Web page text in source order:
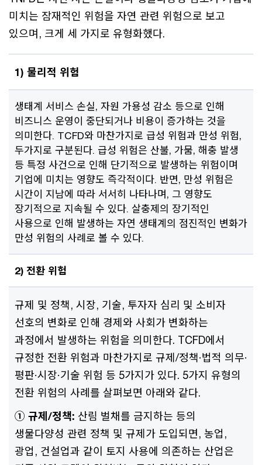
미치는 잠재적인 위험을 자연 관련 위험으로 보고
있으며, 크게 세 가지로 유형화했다.
1) 물리적 위험
생태계 서비스 손실, 자원 가용성 감소 등으로 인해
비즈니스 운영이 중단되거나 비용이 증가하는 것을
의미한다. TCFD와 마찬가지로 급성 위험과 만성 위험,
두가지로 구분된다. 급성 위험은 산불, 가뭄, 해충 발생
등 특정 사건으로 인해 단기적으로 발생하는 위험이며
기업에 미치는 영향도 즉각적이다. 반면, 만성 위험은
시간이 지남에 따라 서서히 나타나며, 그 영향도
장기적으로 지속될 수 있다. 살충제의 장기적인
사용으로 인해 발생하는 자연 생태계의 점진적인 변화가
만성 위험의 사례로 볼 수 있다.
2) 전환 위험
규제 및 정책, 시장, 기술, 투자자 심리 및 소비자
선호의 변화로 인해 경제와 사회가 변화하는
과정에서 발생하는 위험을 의미한다. TCFD에서
규정한 전환 위험과 마찬가지로 규제/정책·법적 의무·
평판·시장·기술 위험 등 5가지가 있다. 5가지 유형의
전환 위험의 사례를 살펴보면 아래와 같다.
① 규제/정책: 산림 벌채를 금지하는 등의
생물다양성 관련 정책 및 규제가 도입되면, 농업,
광업, 건설업과 같이 토지 사용에 의존하는 산업은